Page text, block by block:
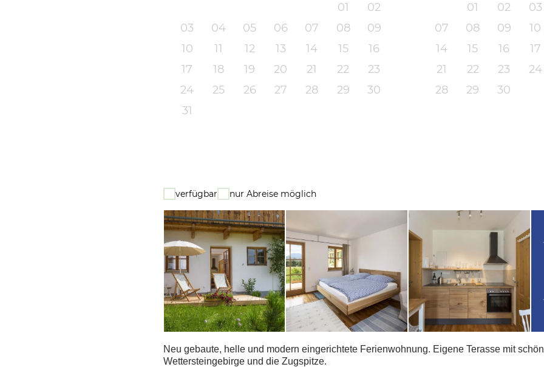
01
02
03
04 05 06 07 08
09
10
11 12 13 14 15
16
17
18 19 20 21 22
23
24
25 26 27 28 29
30
31
01 02 03
07
08 09 10
14
15 16 17
21
22 23 24
28
29 30
verfügbar nur Abreise möglich
Neu gebaute, helle und modern eingerichtete Ferienwohnung. Eigene Terasse mit
Wettersteingebirge und die Zugspitze.